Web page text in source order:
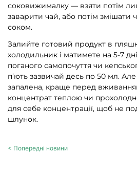
соковижималку — взяти потім
заварити чай, або потім змішати
соком.
Залийте готовий продукт в
холодильник і матимете на 5-7
поганого самопочуття чи
п’ють зазвичай десь по 50 мл.
запалена, краще перед
концентрат теплою чи
для себе концентрації, щоб не
шлунок.
< Попередні новини